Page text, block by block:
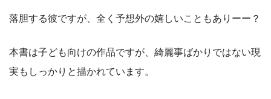
落胆する彼ですが、全く予想外の嬉しいこともありーー？
本書は子ども向けの作品ですが、綺麗事ばかりではない現
実もしっかりと描かれています。